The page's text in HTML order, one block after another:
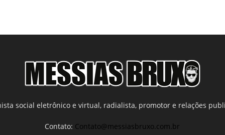
social eletrônico e virtual, radialista, promotor e relações
Contato: Contato@messiasbruxo.com.br